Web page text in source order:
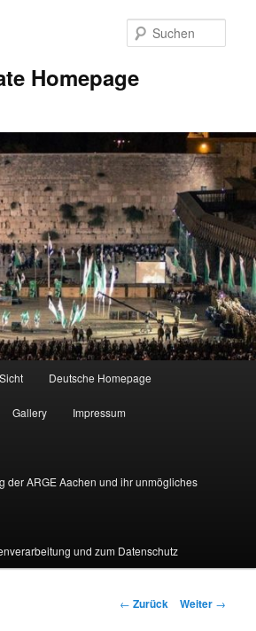
Homepage
Deutsche Homepage
Gallery Impressum
der ARGE Aachen und ihr unmögliches
und zum Datenschutz
Beitragsnavigation
← Zurück Weiter →